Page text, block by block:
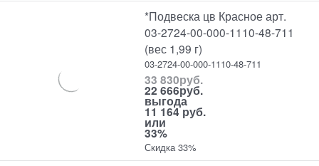
*Подвеска цв Красное арт.
03-2724-00-000-1110-48-711
(вес 1,99 г)
03-2724-00-000-1110-48-711
33 830руб.
22 666руб.
выгода
11 164 руб.
или
33%
Скидка 33%